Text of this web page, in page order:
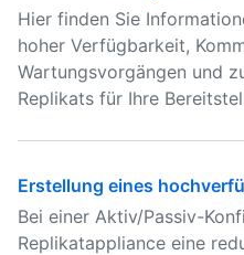
Hier finden Sie
hoher Verfügbarkeit,
Wartungsvorgängen und
Replikats für Ihre
Erstellung eines
Bei einer Aktiv/Passiv-
Replikatappliance eine